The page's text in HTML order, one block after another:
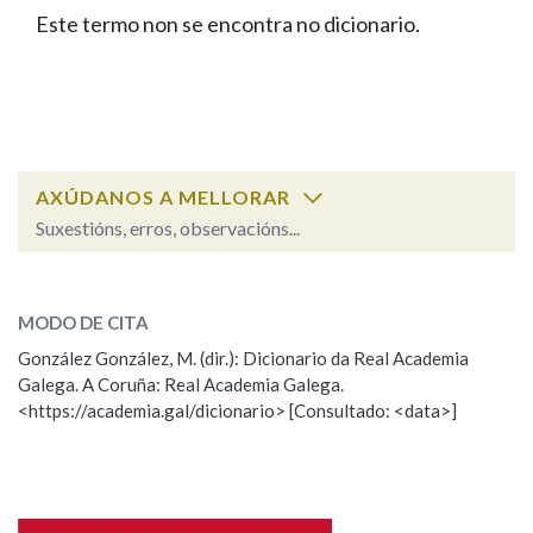
FIGURAS HOMENAXEADAS
PORTAL DAS PALABRAS
Facebook
TwitterYoutubeInstagram
Bluesky
BUSCAR NOS LEMAS
Remata por
BUSCAR NO CONTIDO
Nas definicións
Este termo non se encontra no dicionario.
AXÚDANOS A MELLORAR
Suxestións, erros, observacións...
Observación
Nome
MODO DE CITA
González González, M. (dir.): Dicionario da Real Academia
Galega. A Coruña: Real Academia Galega.
<https://academia.gal/dicionario> [Consultado: <data>]